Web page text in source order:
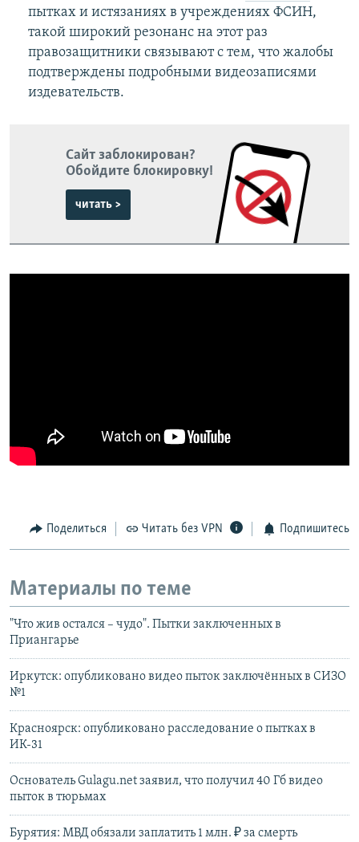
пытках и истязаниях в учреждениях ФСИН,
такой широкий резонанс на этот раз
правозащитники связывают с тем, что жалобы
подтверждены подробными видеозаписями
издевательств.
Сайт заблокирован?
Обойдите блокировку!
читать >
Поделиться Читать без VPN Подпишитесь
Материалы по теме
"Что жив остался – чудо". Пытки заключенных в
Приангарье
Иркутск: опубликовано видео пыток заключённых в СИЗО
№1
Красноярск: опубликовано расследование о пытках в
ИК-31
Основатель Gulagu.net заявил, что получил 40 Гб видео
пыток в тюрьмах
Бурятия: МВД обязали заплатить 1 млн. ₽ за смерть